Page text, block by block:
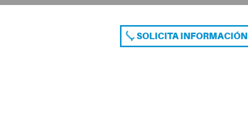
SOLICITA INFORMACIÓN